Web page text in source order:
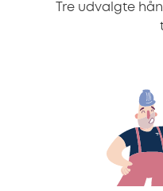
Tre udvalgte